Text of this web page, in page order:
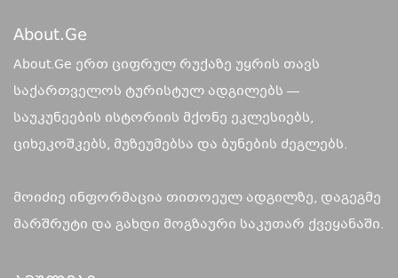
About.ge
About.Ge ერთ ციფრულ რუქაზე უყრის თავს
საქართველოს ტურისტულ ადგილებს —
საუკუნეების ისტორიის მქონე ეკლესიებს,
ციხეკოშკებს, მუზეუმებსა და ბუნების ძეგლებს.
მოიძიე ინფორმაცია თითოეულ ადგილზე, დაგეგმე
მარშრუტი და გახდი მოგზაური საკუთარ ქვეყანაში.